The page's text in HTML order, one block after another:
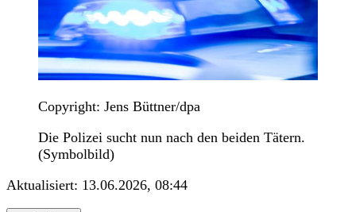
Copyright: Jens Büttner/dpa
Die Polizei sucht nun nach den beiden Tätern.
(Symbolbild)
Aktualisiert: 13.06.2026, 08:44